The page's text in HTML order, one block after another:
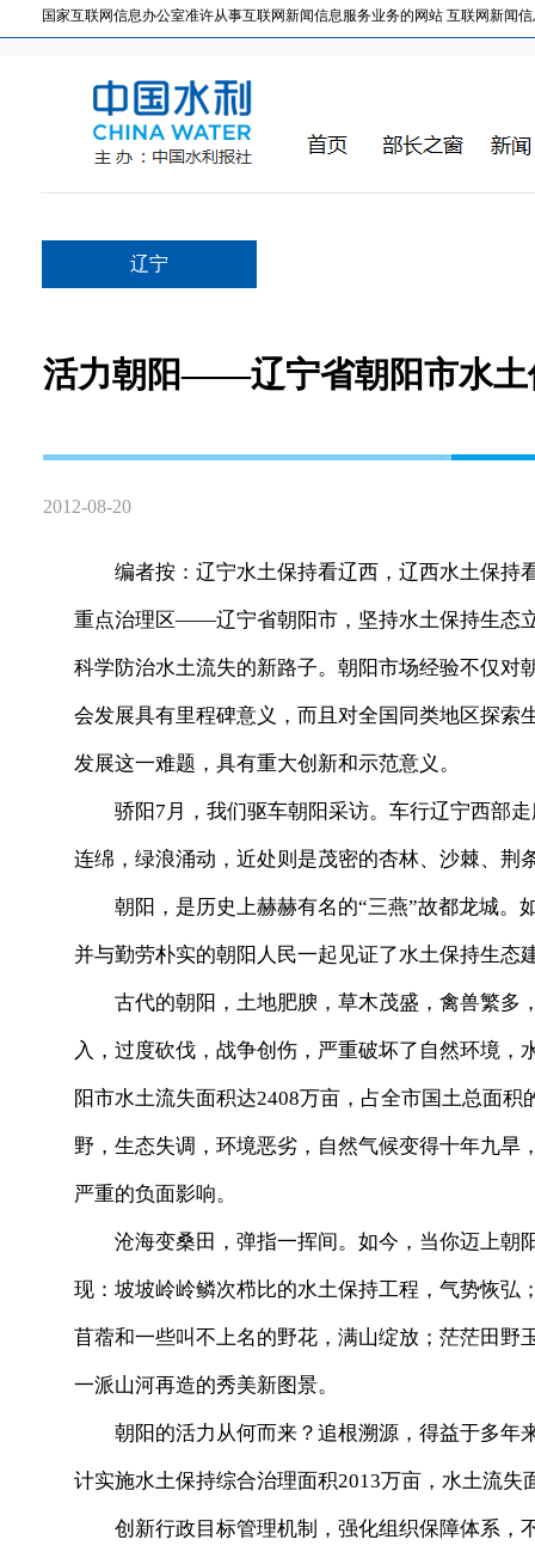
国家互联网信息办公室准许从事互联网新闻信息服务业务的网站 互联网新闻信
辽宁
活力朝阳——辽宁省朝阳市水土
2012-08-20
编者按：辽宁水土保持看辽西，辽西水土保持
重点治理区——辽宁省朝阳市，坚持水土保持生态
科学防治水土流失的新路子。朝阳市场经验不仅
会发展具有里程碑意义，而且对全国同类地区探
发展这一难题，具有重大创新和示范意义。
骄阳7月，我们驱车朝阳采访。车行辽宁西部走
连绵，绿浪涌动，近处则是茂密的杏林、沙棘、荆
朝阳，是历史上赫赫有名的“三燕”故都龙城。
并与勤劳朴实的朝阳人民一起见证了水土保持生态
古代的朝阳，土地肥腴，草木茂盛，禽兽繁多
入，过度砍伐，战争创伤，严重破坏了自然环境
阳市水土流失面积达2408万亩，占全市国土总面
野，生态失调，环境恶劣，自然气候变得十年九
严重的负面影响。
沧海变桑田，弹指一挥间。如今，当你迈上朝
现：坡坡岭岭鳞次栉比的水土保持工程，气势恢
苜蓿和一些叫不上名的野花，满山绽放；茫茫田
一派山河再造的秀美新图景。
朝阳的活力从何而来？追根溯源，得益于多年
计实施水土保持综合治理面积2013万亩，水土流失
创新行政目标管理机制，强化组织保障体系，